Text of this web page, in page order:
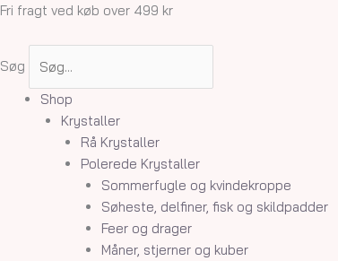
Gå
Fri fragt ved køb over 499 kr
Søg
Shop
Krystaller
Rå Krystaller
Polerede Krystaller
Sommerfugle og kvindekroppe
Søheste, delfiner, fisk og skildpadder
Feer og drager
Måner, stjerner og kuber